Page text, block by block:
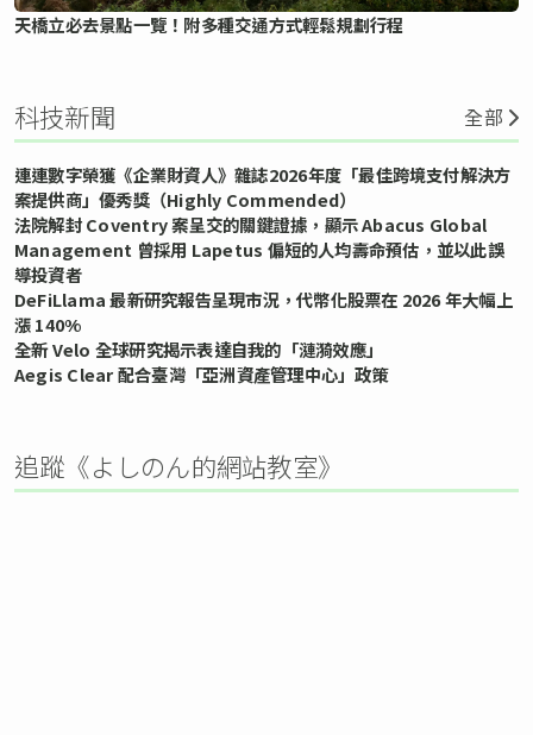
天橋立必去景點一覽！附多種交通方式輕鬆規劃行程
科技新聞 全部
連連數字榮獲《企業財資人》雜誌2026年度「最佳跨境支付解決方
案提供商」優秀獎（Highly Commended）
法院解封 Coventry 案呈交的關鍵證據，顯示 Abacus Global
Management 曾採用 Lapetus 偏短的人均壽命預估，並以此誤
導投資者
DeFiLlama 最新研究報告呈現市況，代幣化股票在 2026 年大幅上
漲 140%
全新 Velo 全球研究揭示表達自我的「漣漪效應」
Aegis Clear 配合臺灣「亞洲資產管理中心」政策
追蹤《よしのん的網站教室》